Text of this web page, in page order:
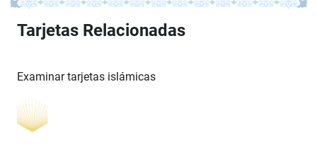
Tarjetas Relacionadas
Examinar tarjetas islámicas